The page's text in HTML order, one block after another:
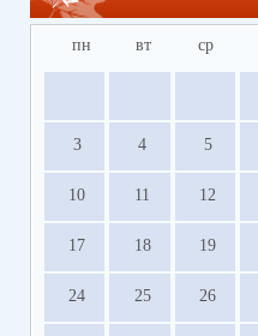
пн вт ср
3 4 5
10 11 12
17 18 19
24 25 26